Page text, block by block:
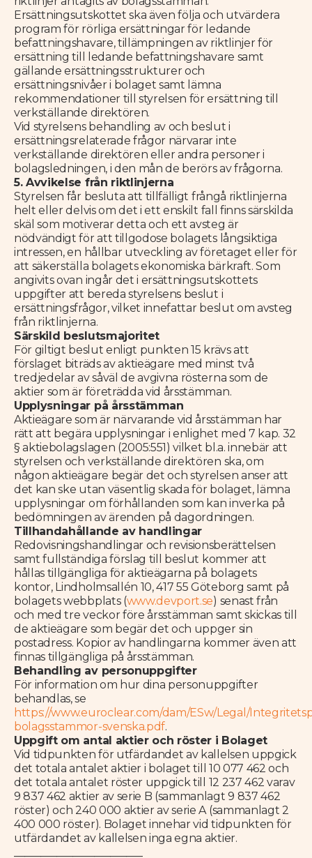
Ersättningsutskottet ska även följa och utvärdera
program för rörliga ersättningar för ledande
befattningshavare, tillämpningen av riktlinjer för
ersättning till ledande befattningshavare samt
gällande ersättningsstrukturer och
ersättningsnivåer i bolaget samt lämna
rekommendationer till styrelsen för ersättning till
verkställande direktören.
Vid styrelsens behandling av och beslut i
ersättningsrelaterade frågor närvarar inte
verkställande direktören eller andra personer i
bolagsledningen, i den mån de berörs av frågorna.
5. Avvikelse från riktlinjerna
Styrelsen får besluta att tillfälligt frångå riktlinjerna
helt eller delvis om det i ett enskilt fall finns särskilda
skäl som motiverar detta och ett avsteg är
nödvändigt för att tillgodose bolagets långsiktiga
intressen, en hållbar utveckling av företaget eller för
att säkerställa bolagets ekonomiska bärkraft. Som
angivits ovan ingår det i ersättningsutskottets
uppgifter att bereda styrelsens beslut i
ersättningsfrågor, vilket innefattar beslut om avsteg
från riktlinjerna.
Särskild beslutsmajoritet
För giltigt beslut enligt punkten 15 krävs att
förslaget biträds av aktieägare med minst två
tredjedelar av såväl de avgivna rösterna som de
aktier som är företrädda vid årsstämman.
Upplysningar på årsstämman
Aktieägare som är närvarande vid årsstämman har
rätt att begära upplysningar i enlighet med 7 kap. 32
§ aktiebolagslagen (2005:551) vilket bl.a. innebär att
styrelsen och verkställande direktören ska, om
någon aktieägare begär det och styrelsen anser att
det kan ske utan väsentlig skada för bolaget, lämna
upplysningar om förhållanden som kan inverka på
bedömningen av ärenden på dagordningen.
Tillhandahållande av handlingar
Redovisningshandlingar och revisionsberättelsen
samt fullständiga förslag till beslut kommer att
hållas tillgängliga för aktieägarna på bolagets
kontor, Lindholmsallén 10, 417 55 Göteborg samt på
bolagets webbplats (www.devport.se) senast från
och med tre veckor före årsstämman samt skickas till
de aktieägare som begär det och uppger sin
postadress. Kopior av handlingarna kommer även att
finnas tillgängliga på årsstämman.
Behandling av personuppgifter
För information om hur dina personuppgifter
behandlas, se
https://www.euroclear.com/dam/ESw/Legal/
bolagsstammor-svenska.pdf.
Uppgift om antal aktier och röster i Bolaget
Vid tidpunkten för utfärdandet av kallelsen uppgick
det totala antalet aktier i bolaget till 10 077 462 och
det totala antalet röster uppgick till 12 237 462 varav
9 837 462 aktier av serie B (sammanlagt 9 837 462
röster) och 240 000 aktier av serie A (sammanlagt 2
400 000 röster). Bolaget innehar vid tidpunkten för
utfärdandet av kallelsen inga egna aktier.